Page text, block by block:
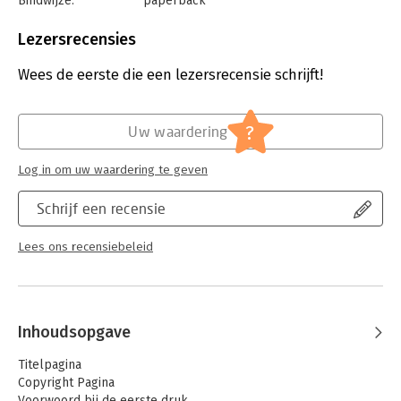
betreffende het verzoek registratie van een levenloos
Uitgever:
Verschijningsdatum:
1-3-2019
Staatsrecht - Grondrechten -
Privacy(recht) incl. datalekken
Lezersrecensies
Wees de eerste die een lezersrecensie schrijft!
Schrijf een recensie
Lees ons recensiebeleid
Uw waardering ?
Log in om uw waardering te geven
Inhoudsopgave
Titelpagina
Copyright Pagina